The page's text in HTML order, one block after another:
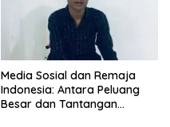
Media Sosial dan Remaja
Indonesia: Antara Peluang
Besar dan Tantangan